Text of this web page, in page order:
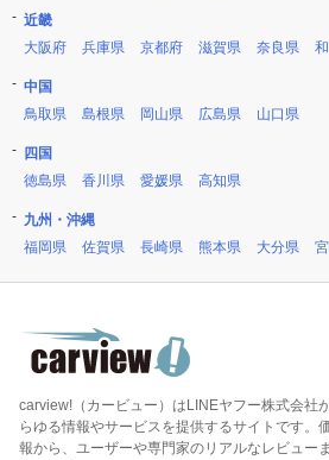
近畿
大阪府
兵庫県 京都府 滋賀県 奈良県
中国
鳥取県
島根県 岡山県 広島県 山口県
四国
徳島県
香川県 愛媛県 高知県
九州・沖縄
福岡県
佐賀県 長崎県 熊本県 大分県
carview!（カービュー）はLINEヤフー株式会社
らゆる情報やサービスを提供するサイトです。
報から、ユーザーや専門家のリアルなレビュー